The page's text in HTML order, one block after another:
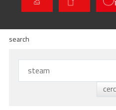
NASZE HISTORIE
ACADEMY
NAJWAŻNIEJSZE MOMENTY
search